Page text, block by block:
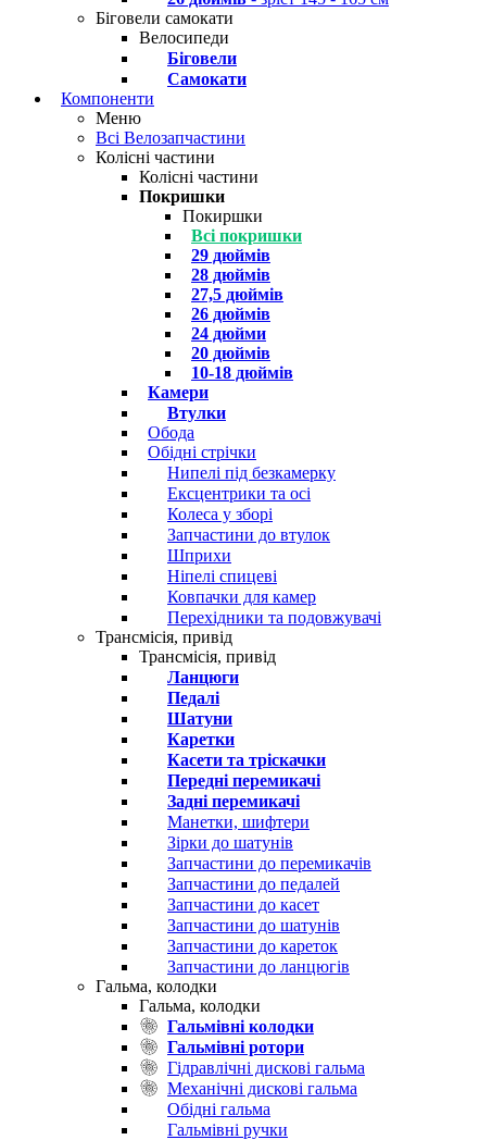
Біговели самокати
Велосипеди
Біговели
Самокати
Компоненти
Меню
Всі Велозапчастини
Колісні частини
Колісні частини
Покришки
Покиршки
Всі покришки
29 дюймів
28 дюймів
27,5 дюймів
26 дюймів
24 дюйми
20 дюймів
10-18 дюймів
Камери
Втулки
Обода
Обідні стрічки
Нипелі під безкамерку
Ексцентрики та осі
Колеса у зборі
Запчастини до втулок
Шприхи
Ніпелі спицеві
Ковпачки для камер
Перехідники та подовжувачі
Трансмісія, привід
Трансмісія, привід
Ланцюги
Педалі
Шатуни
Каретки
Касети та тріскачки
Передні перемикачі
Задні перемикачі
Манетки, шифтери
Зірки до шатунів
Запчастини до перемикачів
Запчастини до педалей
Запчастини до касет
Запчастини до шатунів
Запчастини до кареток
Запчастини до ланцюгів
Гальма, колодки
Гальма, колодки
Гальмівні колодки
Гальмівні ротори
Гідравлічні дискові гальма
Механічні дискові гальма
Обідні гальма
Гальмівні ручки